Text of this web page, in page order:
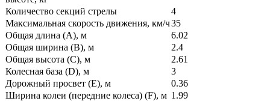
Количество секций стрелы
4
Максимальная скорость движения, км/ч35
Общая длина (А), м
6.02
Общая ширина (В), м
2.4
Общая высота (С), м
2.61
Колесная база (D), м
3
Дорожный просвет (Е), м
0.36
Ширина колеи (передние колеса) (F), м 1.99